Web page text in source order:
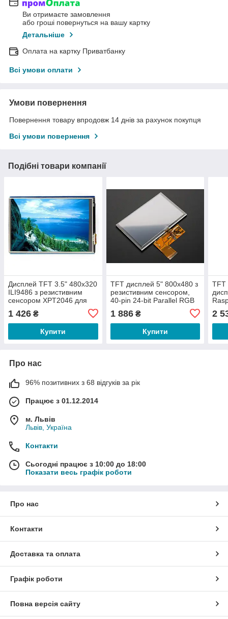
Ви отримаєте замовлення
або гроші повернуться на вашу картку
Детальніше
Оплата на картку Приватбанку
Всі умови оплати
Умови повернення
Повернення товару впродовж 14 днів за рахунок покупця
Всі умови повернення
Подібні товари компанії
Дисплей TFT 3.5" 480x320
ILI9486 з резистивним
сенсором XPT2046 для
Arduino UNO/Leonardo від
WaveShare
1 426 ₴
Купити
TFT дисплей 5" 800x480 з
резистивним сенсором,
40-pin 24-bit Parallel RGB
1 886₴
Купити
TFT
2
Про нас
96% позитивних з 68 відгуків за рік
Працює з 01.12.2014
м. Львів
Львів, Україна
Контакти
Сьогодні працює з 10:00 до 18:00
Показати весь графік роботи
Про нас
Контакти
Доставка та оплата
Графік роботи
Повна версія сайту